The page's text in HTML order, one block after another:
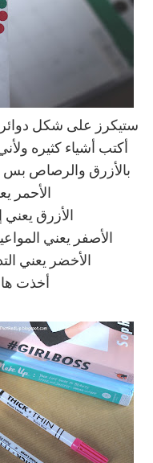
ستيكرز على شكل دوائر
أكتب أشياء كثيره
بالأزرق والرصاص بس
الأحمر
الأزرق
الأصفر يعني
الأخضر يعني
أخذت